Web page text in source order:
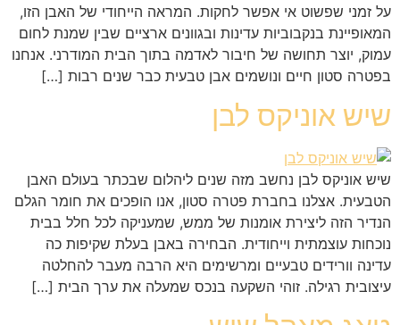
על זמני שפשוט אי אפשר לחקות. המראה הייחודי של האבן הזו,
המאופיינת בנקבוביות עדינות ובגוונים ארציים שבין שמנת לחום
עמוק, יוצר תחושה של חיבור לאדמה בתוך הבית המודרני. אנחנו
בפטרה סטון חיים ונושמים אבן טבעית כבר שנים רבות […]
שיש אוניקס לבן
שיש אוניקס לבן נחשב מזה שנים ליהלום שבכתר בעולם האבן
הטבעית. אצלנו בחברת פטרה סטון, אנו הופכים את חומר הגלם
הנדיר הזה ליצירת אומנות של ממש, שמעניקה לכל חלל בבית
נוכחות עוצמתית וייחודית. הבחירה באבן בעלת שקיפות כה
עדינה וורידים טבעיים ומרשימים היא הרבה מעבר להחלטה
עיצובית רגילה. זוהי השקעה בנכס שמעלה את ערך הבית […]